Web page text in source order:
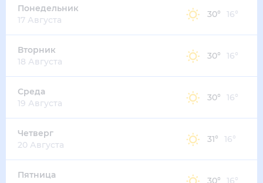
Понедельник
17 Августа
30° 16°
Вторник
18 Августа
30° 16°
Среда
19 Августа
30° 16°
Четверг
20 Августа
31° 16°
Пятница
30° 16°